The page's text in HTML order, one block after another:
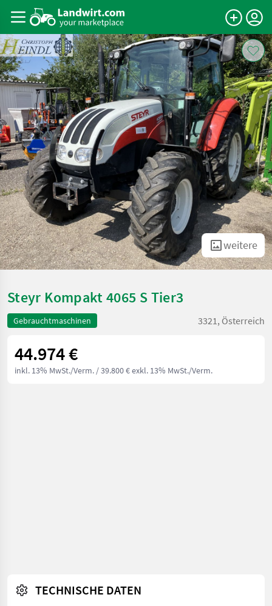
weitere
Steyr Kompakt 4065 S Tier3
Gebrauchtmaschinen 3321, Österreich
44.974 €
inkl. 13% MwSt./Verm. / 39.800 € exkl. 13% MwSt./Verm.
TECHNISCHE DATEN